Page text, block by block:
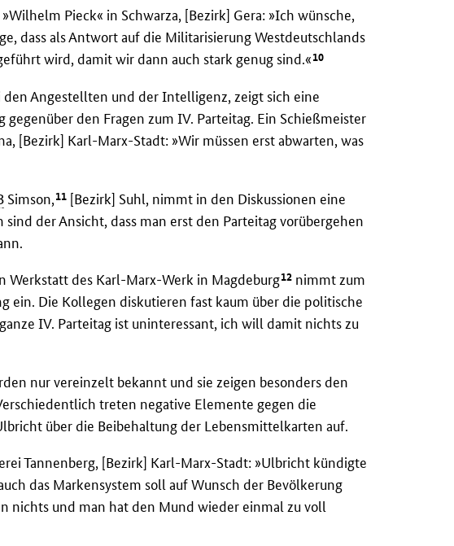
Pieck« in Schwarza, [Bezirk] Gera: »Ich wünsche,
dass als Antwort auf die Militarisierung Westdeutschlands
wird, damit wir dann auch stark genug sind.«10
den Angestellten und der Intelligenz, zeigt sich eine
den Fragen zum IV. Parteitag. Ein Schießmeister
[Bezirk] Karl-Marx-Stadt: »Wir müssen erst abwarten, was
Simson,11 [Bezirk] Suhl, nimmt in den Diskussionen eine
der Ansicht, dass man erst den Parteitag vorübergehen
Werkstatt des Karl-Marx-Werk in Magdeburg12 nimmt zum
ein. Die Kollegen diskutieren fast kaum über die politische
IV. Parteitag ist uninteressant, ich will damit nichts zu
nur vereinzelt bekannt und sie zeigen besonders den
treten negative Elemente gegen die
über die Beibehaltung der Lebensmittelkarten auf.
Tannenberg, [Bezirk] Karl-Marx-Stadt: »Ulbricht kündigte
das Markensystem soll auf Wunsch der Bevölkerung
nichts und man hat den Mund wieder einmal zu voll